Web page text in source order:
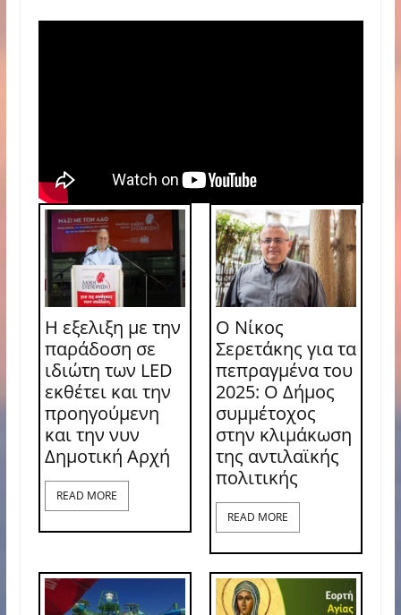
Η εξελιξη με την
παράδοση σε
ιδιώτη των LED
εκθέτει και την
προηγούμενη
και την νυν
Δημοτική Αρχή
READ MORE
Ο Νίκος
Σερετάκης για τα
πεπραγμένα του
2025: Ο Δήμος
συμμέτοχος
στην κλιμάκωση
της αντιλαϊκής
πολιτικής
READ MORE